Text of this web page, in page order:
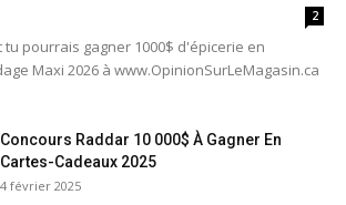
2
tu pourrais gagner 1000$ d'épicerie en
Maxi 2026 à www.OpinionSurLeMagasin.ca
Concours Raddar 10 000$ À Gagner En
Cartes-Cadeaux 2025
4 février 2025